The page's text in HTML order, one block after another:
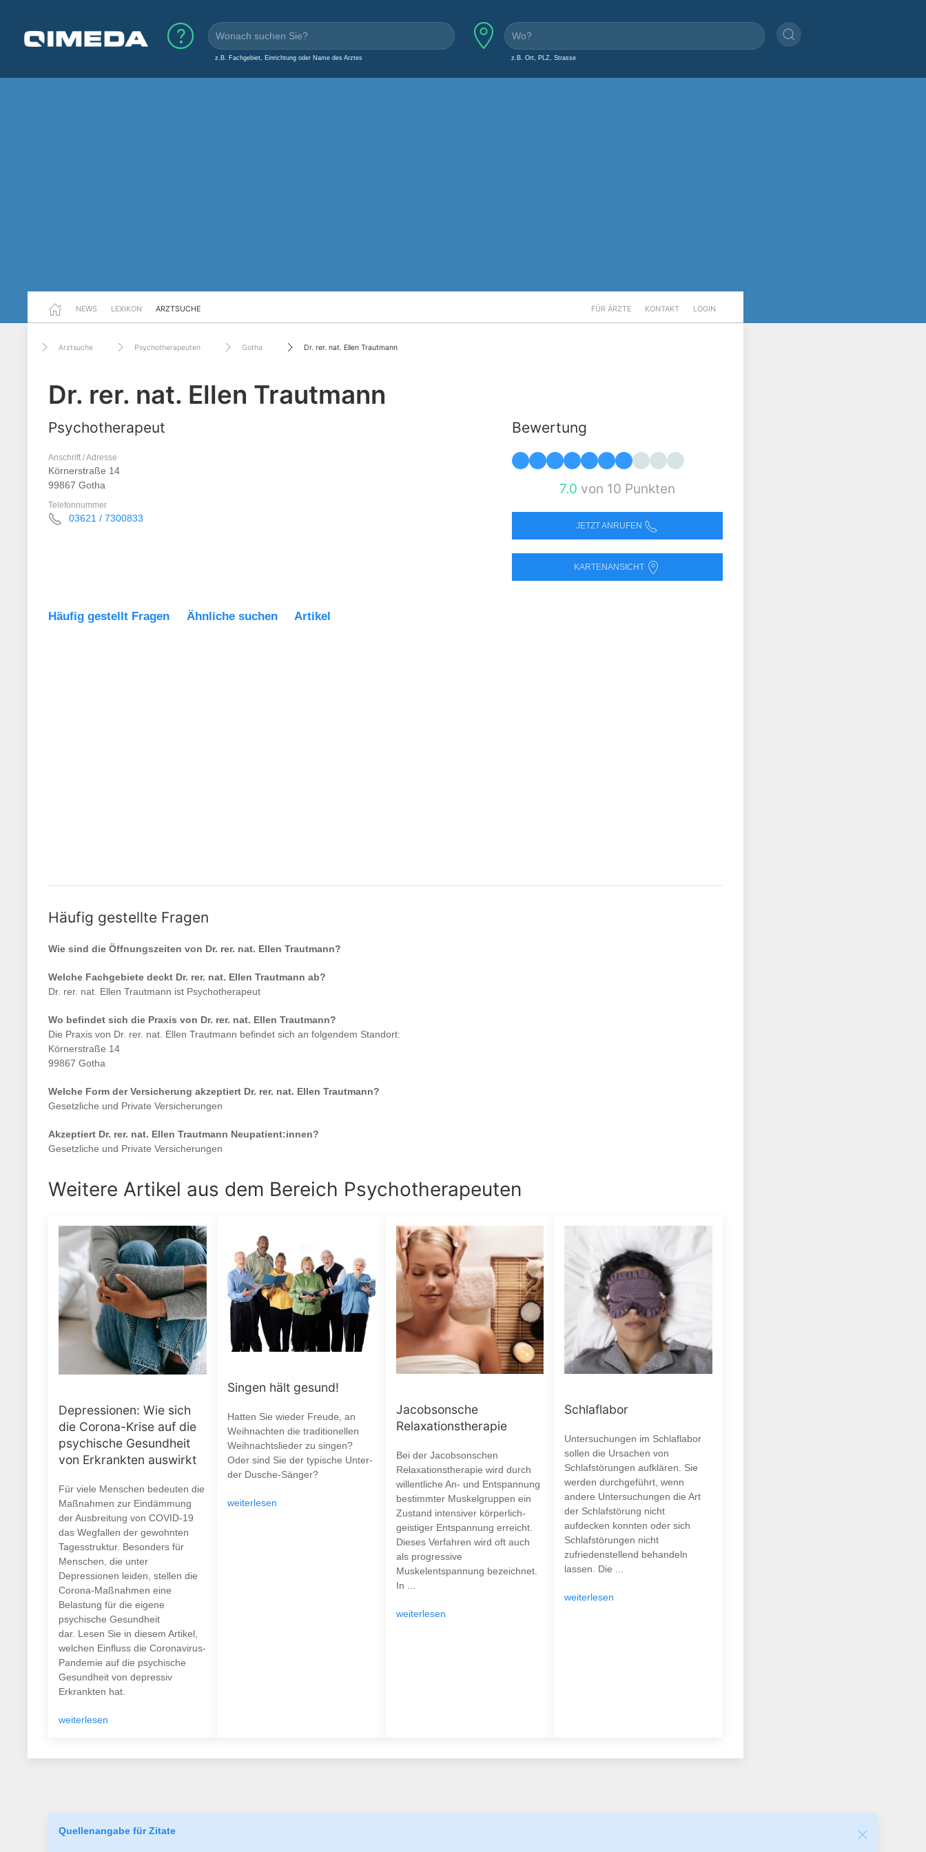
z.B. Fachgebiet, Einrichtung oder Name des Arztes z.B. Ort, PLZ, Strasse
NEWS LEXIKON ARZTSUCHE FÜR ÄRZTE KONTAKT LOGIN
Arztsuche Psychotherapeuten Gotha Dr. rer. nat. Ellen Trautmann
Dr. rer. nat. Ellen Trautmann
Psychotherapeut
Anschrift / Adresse
Körnerstraße 14
99867 Gotha
Telefonnummer
03621 / 7300833
Bewertung
7.0 von 10 Punkten
JETZT ANRUFEN
KARTENANSICHT
Häufig gestellt Fragen Ähnliche suchen Artikel
Häufig gestellte Fragen
Wie sind die Öffnungszeiten von Dr. rer. nat. Ellen Trautmann?
Welche Fachgebiete deckt Dr. rer. nat. Ellen Trautmann ab?
Dr. rer. nat. Ellen Trautmann ist Psychotherapeut
Wo befindet sich die Praxis von Dr. rer. nat. Ellen Trautmann?
Die Praxis von Dr. rer. nat. Ellen Trautmann befindet sich an folgendem Standort:
Körnerstraße 14
99867 Gotha
Welche Form der Versicherung akzeptiert Dr. rer. nat. Ellen Trautmann?
Gesetzliche und Private Versicherungen
Akzeptiert Dr. rer. nat. Ellen Trautmann Neupatient:innen?
Gesetzliche und Private Versicherungen
Weitere Artikel aus dem Bereich Psychotherapeuten
Depressionen: Wie sich
die Corona-Krise auf die
psychische Gesundheit
von Erkrankten auswirkt
Für viele Menschen bedeuten die
Maßnahmen zur Eindämmung
der Ausbreitung von COVID-19
das Wegfallen der gewohnten
Tagesstruktur. Besonders für
Menschen, die unter
Depressionen leiden, stellen die
Corona-Maßnahmen eine
Belastung für die eigene
psychische Gesundheit
dar. Lesen Sie in diesem Artikel,
welchen Einfluss die Coronavirus-
Pandemie auf die psychische
Gesundheit von depressiv
Erkrankten hat.
weiterlesen
Singen hält gesund!
Hatten Sie wieder Freude, an
Weihnachten die traditionellen
Weihnachtslieder zu singen?
Oder sind Sie der typische Unter-
der Dusche-Sänger?
weiterlesen
Jacobsonsche
Relaxationstherapie
Bei der Jacobsonschen
Relaxationstherapie wird durch
willentliche An- und Entspannung
bestimmter Muskelgruppen ein
Zustand intensiver körperlich-
geistiger Entspannung erreicht.
Dieses Verfahren wird oft auch
als progressive
Muskelentspannung bezeichnet.
In ...
weiterlesen
Schlaflabor
Untersuchungen im Schlaflabor
sollen die Ursachen von
Schlafstörungen aufklären. Sie
werden durchgeführt, wenn
andere Untersuchungen die Art
der Schlafstörung nicht
aufdecken konnten oder sich
Schlafstörungen nicht
zufriedenstellend behandeln
lassen. Die ...
weiterlesen
Quellenangabe für Zitate